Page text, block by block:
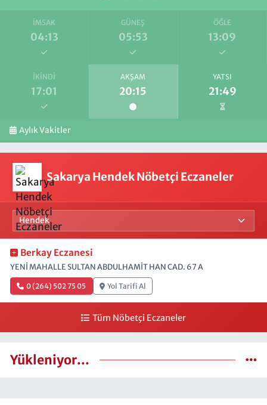
İMSAK
04:13
GÜNEŞ
05:53
ÖĞLE
13:09
İKINDI
17:01
AKŞAM
20:15
YATSI
21:49
Aylık Vakitler
Sakarya Hendek Nöbetçi Eczaneler
Berkay Eczanesi
YENİ MAHALLE SULTAN ABDULHAMİT HAN CAD. 67 A
0 (264) 502 75 05 Yol Tarifi Al
Tüm Nöbetçi Eczaneler
Yükleniyor...